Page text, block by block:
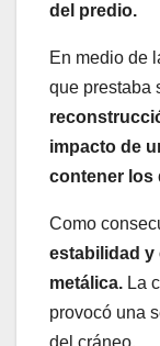
del predio.
En medio de
que prestaba
impacto de
contener los
Como
estabilidad y
metálica. La
provocó una